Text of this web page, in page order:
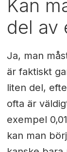
Kan
del av
Ja, man
är faktiskt
liten del,
ofta är
exempel
kan man